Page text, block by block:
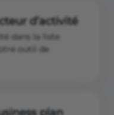
d’activité
dans la liste
outil de